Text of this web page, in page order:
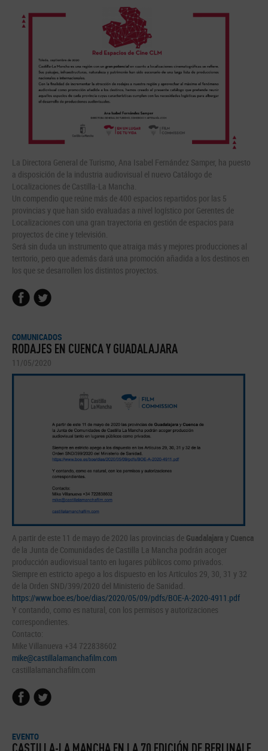
La Directora General de Turismo, Ana Isabel Fernández Samper, ha puesto
a disposición de la industria audiovisual el nuevo Catálogo de
Localizaciones de Castilla-La Mancha.
Un compendio que reúne más de 400 espacios repartidos por las 5
provincias y que han sido evaluadas a nivel logístico por Gerentes de
Localizaciones con una gran trayectoria en gestión de espacios para
proyectos de cine y televisión.
Será sin duda un instrumento que atraiga más y mejores producciones al
terrtorio, pero que además dará una promoción añadida a los destinos en
los que se desarrollen los distintos proyectos.
COMUNICADOS
RODAJES EN CUENCA Y GUADALAJARA
11/05/2020
A partir de este 11 de mayo de 2020 las provincias de Guadalajara y Cuenca
de la Junta de Comunidades de Castilla La Mancha podrán acoger
producción audiovisual tanto en lugares públicos como privados.
Siempre en estricto apego a los dispuesto en los Artículos 29, 30, 31 y 32
de la Orden SND/399/2020 del Ministerio de Sanidad.
https://www.boe.es/boe/dias/2020/05/09/pdfs/BOE-A-2020-4911.pdf
Y contando, como es natural, con los permisos y autorizaciones
correspondientes.
Contacto:
Mike Villanueva +34 722838602
mike@castillalamanchafilm.com
castillalamanchafilm.com
EVENTO
CASTILLA-LA MANCHA EN LA 70 EDICIÓN DE BERLINALE